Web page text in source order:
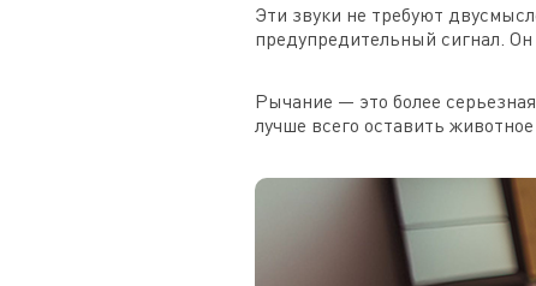
Эти звуки не требуют
предупредительный сигнал.
Рычание — это более
лучше всего оставить